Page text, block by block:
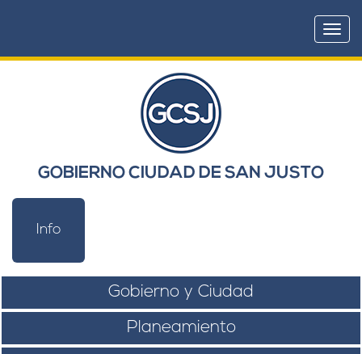
GOBIERNO CIUDAD DE SAN JUSTO
Info
Gobierno y Ciudad
Planeamiento